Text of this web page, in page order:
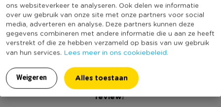
ons websiteverkeer te analyseren. Ook delen we informatie
over uw gebruik van onze site met onze partners voor social
media, adverteren en analyse. Deze partners kunnen deze
gegevens combineren met andere informatie die u aan ze heeft
verstrekt of die ze hebben verzameld op basis van uw gebruik
van hun services. Lees meer in ons cookiebeleid.
Weigeren Alles toestaan
er nou niet zo mooie smartphone. Het geeft je
mobieltje net dat extra’s en jij laat ermee zien dat je
supercool en hip bent! We hebben de bumpers in
verschillende kleuren. Kijk snel in het overzicht naar
de kleur die het beste bij jou past.
* Galaxy S5 bumper
* Bescherming voor je smartphone
Productlengte (cm)
14
Duurzaamheidsscore
(Nog) geen score
bekend
Heb jij Galaxy S5 Bumper donkerblauw? Schrijf een
review!